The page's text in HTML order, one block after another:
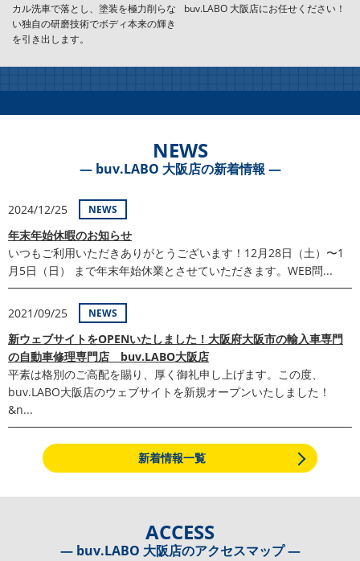
カル洗車で落とし、塗装を極力削らな
い独自の研磨技術でボディ本来の輝き
を引き出します。
buv.LABO 大阪店にお任せください！
NEWS
― buv.LABO 大阪店の新着情報 ―
2024/12/25 NEWS
年末年始休暇のお知らせ
いつもご利用いただきありがとうございます！12月28日（土）〜1
月5日（日） まで年末年始休業とさせていただきます。WEB問...
2021/09/25 NEWS
新ウェブサイトをOPENいたしました！大阪府大阪市の輸入車専門
の自動車修理専門店 buv.LABO大阪店
平素は格別のご高配を賜り、厚く御礼申し上げます。この度、
buv.LABO大阪店のウェブサイトを新規オープンいたしました！
&n...
新着情報一覧
ACCESS
― buv.LABO 大阪店のアクセスマップ ―